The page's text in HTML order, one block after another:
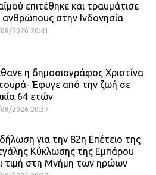
επιτέθηκε και τραυμάτισε
ανθρώπους στην Ινδονησία
2026 20:41
η δημοσιογράφος Χριστίνα
Έφυγε από την ζωή σε
64 ετών
2026 20:37
για την 82η Επέτειο της
Κύκλωσης της Εμπάρου
τιμή στη Μνήμη των ηρώων